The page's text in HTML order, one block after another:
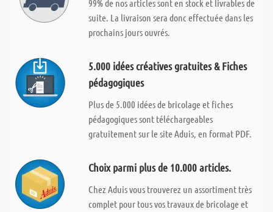
99% de nos articles sont en stock et livrables de
suite. La livraison sera donc effectuée dans les
prochains jours ouvrés.
5.000 idées créatives gratuites & Fiches
pédagogiques
Plus de 5.000 idées de bricolage et fiches
pédagogiques sont téléchargeables
gratuitement sur le site Aduis, en format PDF.
Choix parmi plus de 10.000 articles.
Chez Aduis vous trouverez un assortiment très
complet pour tous vos travaux de bricolage et